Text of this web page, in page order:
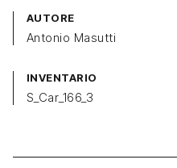
AUTORE
Antonio Masutti
INVENTARIO
S_Car_166_3